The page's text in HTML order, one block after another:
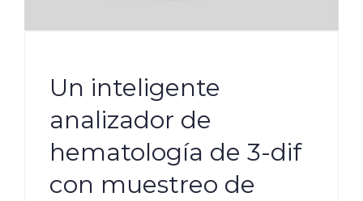
Un inteligente
analizador de
hematología de 3-dif
con muestreo de